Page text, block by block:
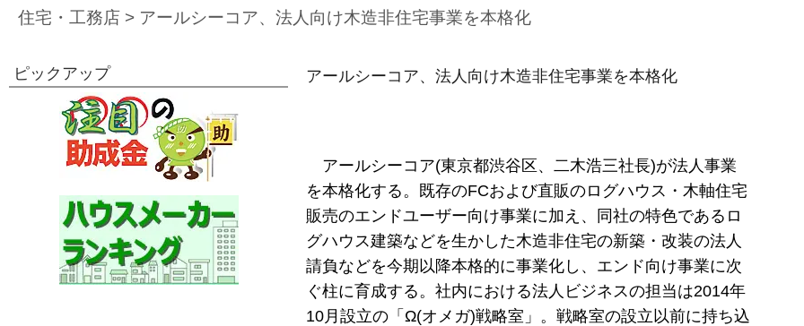
住宅・工務店 > アールシーコア、法人向け木造非住宅事業を本格化
アールシーコア、法人向け木造非住宅事業を本格化
アールシーコア(東京都渋谷区、二木浩三社長)が法人事業
を本格化する。既存のFCおよび直販のログハウス・木軸住宅
販売のエンドユーザー向け事業に加え、同社の特色であるロ
グハウス建築などを生かした木造非住宅の新築・改装の法人
請負などを今期以降本格的に事業化し、エンド向け事業に次
ぐ柱に育成する。社内における法人ビジネスの担当は2014年
10月設立の「Ω(オメガ)戦略室」。戦略室の設立以前に持ち込
ピックアップ